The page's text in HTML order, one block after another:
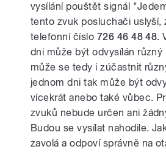
vysílání pouštět signál
tento zvuk posluchači uslyší,
telefonní číslo 726 46 48 48.
dni může být odvysílán
může se tedy i zúčastnit
jednom dni tak může být
vícekrát anebo také vůbec.
zvuků nebude určen ani
Budou se vysílat nahodile.
zavolá a odpoví správně na